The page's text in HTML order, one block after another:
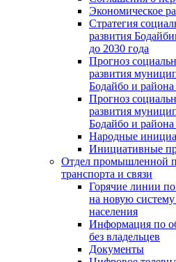
Экономическое
Стратегия
развития
до 2030 года
Прогноз
развития
Бодайбо и
Прогноз
развития
Бодайбо и
Народные
Инициативные
Отдел промышленной
транспорта и связи
Горячие линии
на новую
населения
Информация по
без владельцев
Документы